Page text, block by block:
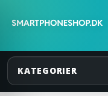
KATEGORIER